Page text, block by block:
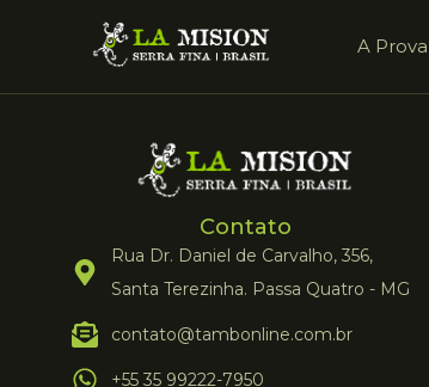
A Prova
Contato
Rua Dr. Daniel de Carvalho, 356,
Santa Terezinha. Passa Quatro - MG
contato@tambonline.com.br
+55 35 99222-7950